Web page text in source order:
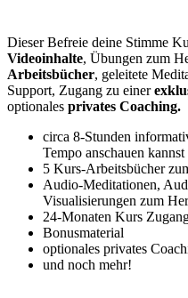
Dieser Befreie deine Stimme
Videoinhalte, Übungen zum
Arbeitsbücher, geleitete
Support, Zugang zu einer
optionales privates Coaching.
circa 8-Stunden
Tempo anschauen kannst
5 Kurs-Arbeitsbücher
Audio-Meditationen,
Visualisierungen zum
24-Monaten Kurs
Bonusmaterial
optionales privates
und noch mehr!